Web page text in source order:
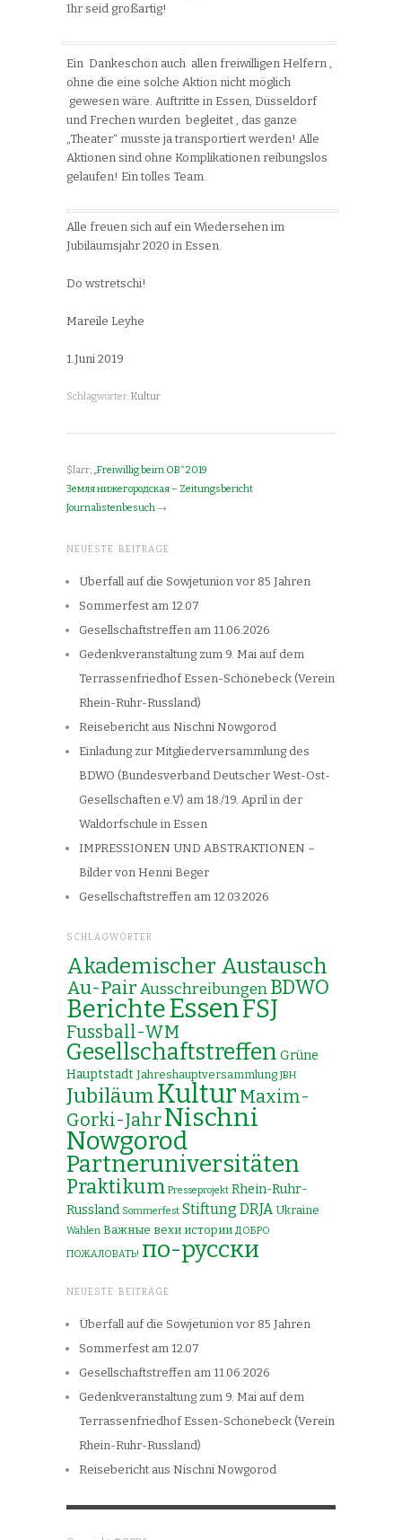
Ihr seid großartig!
Ein Dankeschön auch allen freiwilligen Helfern ,
ohne die eine solche Aktion nicht möglich
gewesen wäre. Auftritte in Essen, Düsseldorf
und Frechen wurden begleitet , das ganze
„Theater“ musste ja transportiert werden! Alle
Aktionen sind ohne Komplikationen reibungslos
gelaufen! Ein tolles Team.
Alle freuen sich auf ein Wiedersehen im
Jubiläumsjahr 2020 in Essen.
Do wstretschi!
Mareile Leyhe
1.Juni 2019
Schlagwörter:Kultur
$larr; „Freiwillig beim OB“ 2019
Земля нижегородская – Zeitungsbericht
Journalistenbesuch →
NEUESTE BEITRÄGE
Überfall auf die Sowjetunion vor 85 Jahren
Sommerfest am 12.07
Gesellschaftstreffen am 11.06.2026
Gedenkveranstaltung zum 9. Mai auf dem
Terrassenfriedhof Essen-Schönebeck (Verein
Rhein-Ruhr-Russland)
Reisebericht aus Nischni Nowgorod
Einladung zur Mitgliederversammlung des
BDWO (Bundesverband Deutscher West-Ost-
Gesellschaften e.V) am 18./19. April in der
Waldorfschule in Essen
IMPRESSIONEN UND ABSTRAKTIONEN –
Bilder von Henni Beger
Gesellschaftstreffen am 12.03.2026
SCHLAGWÖRTER
Akademischer Austausch
Au-PairAusschreibungenBDWO
BerichteEssenFSJ
Fussball-WM
Gesellschaftstreffen Grüne
Hauptstadt Jahreshauptversammlung JBH
JubiläumKultur Maxim-
Gorki-JahrNischni
Nowgorod
Partneruniversitäten
Praktikum Presseprojekt Rhein-Ruhr-
Russland Sommerfest Stiftung DRJA Ukraine
Wahlen Важные вехи истории ДОБРО
ПОЖАЛОВАТЬ! по-русски
NEUESTE BEITRÄGE
Überfall auf die Sowjetunion vor 85 Jahren
Sommerfest am 12.07
Gesellschaftstreffen am 11.06.2026
Gedenkveranstaltung zum 9. Mai auf dem
Terrassenfriedhof Essen-Schönebeck (Verein
Rhein-Ruhr-Russland)
Reisebericht aus Nischni Nowgorod